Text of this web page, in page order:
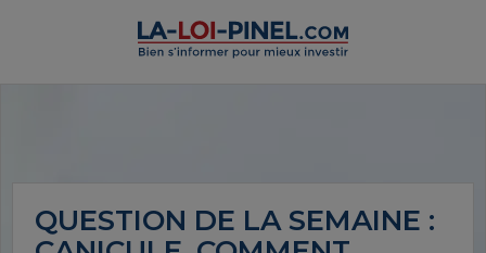
QUESTION DE LA SEMAINE :